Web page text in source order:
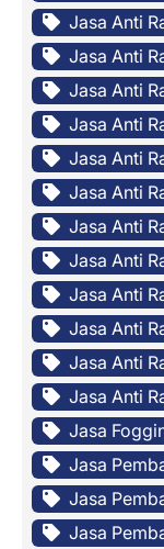
Jasa Anti
Jasa Anti
Jasa Anti
Jasa Anti
Jasa Anti
Jasa Anti
Jasa Anti
Jasa Anti
Jasa Anti
Jasa Anti
Jasa Anti
Jasa Anti
Jasa
Jasa
Jasa
Jasa